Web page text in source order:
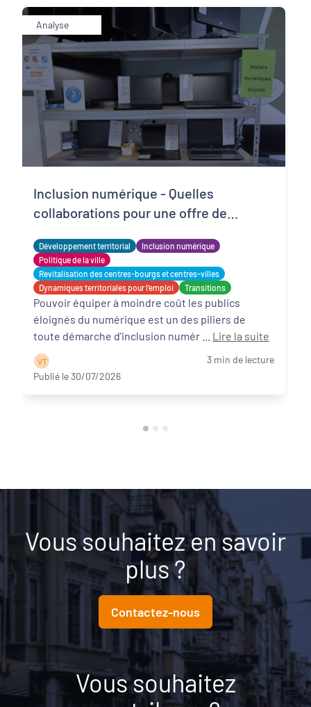
Analyse
Développement territorial
Inclusion numérique
Politique de la ville
Revitalisation des centres-bourgs et centres-villes
Dynamiques territoriales pour l’emploi
Transitions
Inclusion numérique - Quelles
collaborations pour une offre de
solidaire et adaptée ?
Pouvoir équiper à moindre coût les publics
éloignés du numérique est un des piliers de
Lire la suite
V T
3 min de lecture
Publié le 30/07/2026
Vous souhaitez en savoir
plus ?
Contactez-nous
Vous souhaitez